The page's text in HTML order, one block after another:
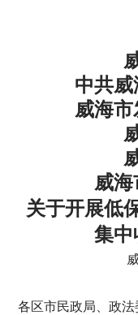
中共
威海
威
关于开展低
集中
各区市民政局、政法